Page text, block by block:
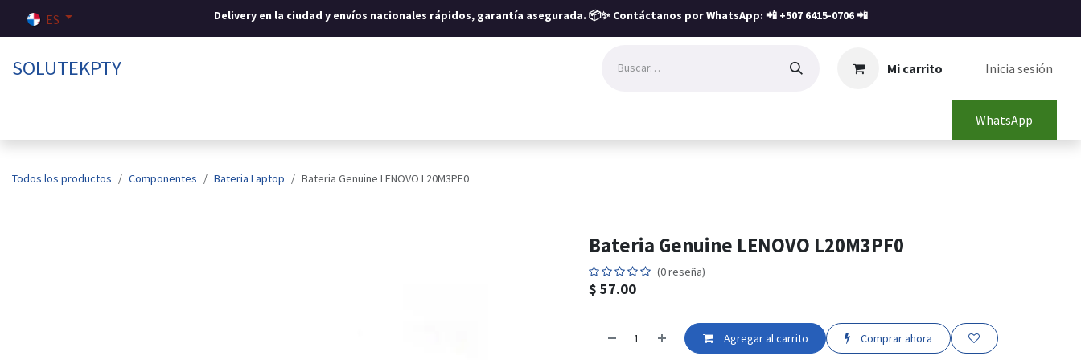
ES Delivery en la ciudad y envíos nacionales rápidos, garantía asegurada. 📦✨ Contáctanos por WhatsApp: 📲 +507 6415-0706📲
SOLUTEKPTY Mi carrito Inicia sesión
WhatsApp
Todos los productos Componentes Bateria Laptop Bateria Genuine LENOVO L20M3PF0
Bateria Genuine LENOVO L20M3PF0
(0 reseña)
$ 57.00
Agregar al carrito Comprar ahora